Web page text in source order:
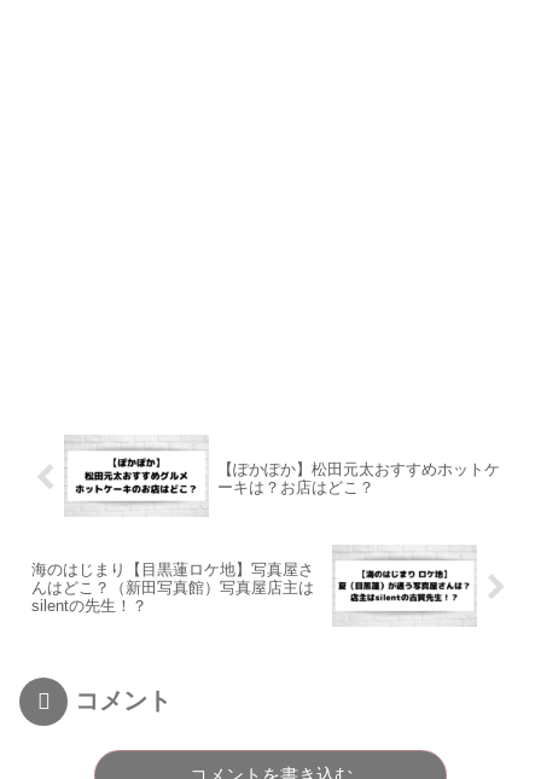
【ぽかぽか】松田元太おすすめホットケ
ーキは？お店はどこ？
海のはじまり【目黒蓮ロケ地】写真屋さ
んはどこ？（新田写真館）写真屋店主は
silentの先生！？
コメント
コメントを書き込む